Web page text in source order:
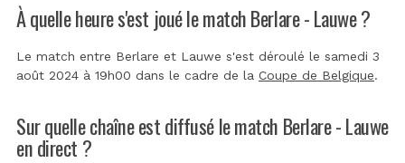
À quelle heure s'est joué le match Berlare - Lauwe ?
Le match entre Berlare et Lauwe s'est déroulé le samedi 3
août 2024 à 19h00 dans le cadre de la Coupe de Belgique.
Sur quelle chaîne est diffusé le match Berlare - Lauwe
en direct ?